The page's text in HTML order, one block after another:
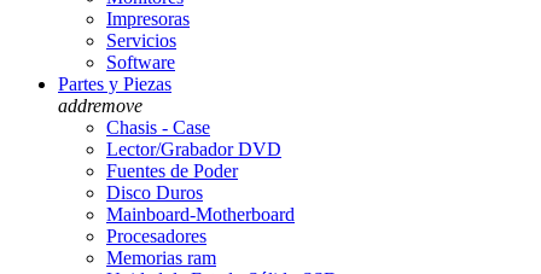
Impresoras
Servicios
Software
Partes y Piezas
addremove
Chasis - Case
Lector/Grabador DVD
Fuentes de Poder
Disco Duros
Mainboard-Motherboard
Procesadores
Memorias ram